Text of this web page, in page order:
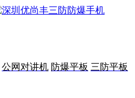
公网对讲机 防爆平板 三防平板